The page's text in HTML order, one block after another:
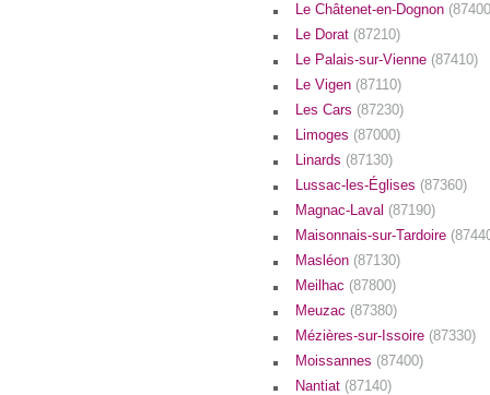
Le Châtenet-en-Dognon
Le Dorat (87210)
Le Palais-sur-Vienne (87410)
Le Vigen (87110)
Les Cars (87230)
Limoges (87000)
Linards (87130)
Lussac-les-Églises (87360)
Magnac-Laval (87190)
Maisonnais-sur-Tardoire
Masléon (87130)
Meilhac (87800)
Meuzac (87380)
Mézières-sur-Issoire (87330)
Moissannes (87400)
Nantiat (87140)